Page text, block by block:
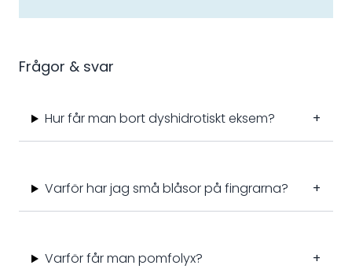
Frågor & svar
Hur får man bort dyshidrotiskt eksem? +
Varför har jag små blåsor på fingrarna? +
Varför får man pomfolyx? +